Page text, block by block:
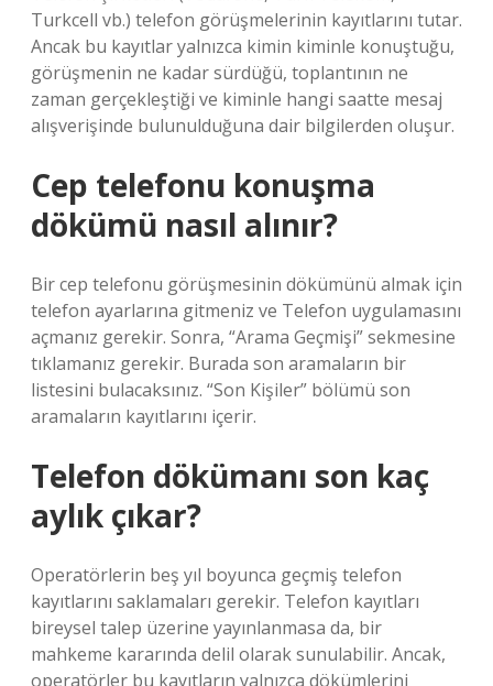
Turkcell vb.) telefon görüşmelerinin kayıtlarını tutar.
Ancak bu kayıtlar yalnızca kimin kiminle konuştuğu,
görüşmenin ne kadar sürdüğü, toplantının ne
zaman gerçekleştiği ve kiminle hangi saatte mesaj
alışverişinde bulunulduğuna dair bilgilerden oluşur.
Cep telefonu konuşma
dökümü nasıl alınır?
Bir cep telefonu görüşmesinin dökümünü almak için
telefon ayarlarına gitmeniz ve Telefon uygulamasını
açmanız gerekir. Sonra, “Arama Geçmişi” sekmesine
tıklamanız gerekir. Burada son aramaların bir
listesini bulacaksınız. “Son Kişiler” bölümü son
aramaların kayıtlarını içerir.
Telefon dökümanı son kaç
aylık çıkar?
Operatörlerin beş yıl boyunca geçmiş telefon
kayıtlarını saklamaları gerekir. Telefon kayıtları
bireysel talep üzerine yayınlanmasa da, bir
mahkeme kararında delil olarak sunulabilir. Ancak,
operatörler bu kayıtların yalnızca dökümlerini